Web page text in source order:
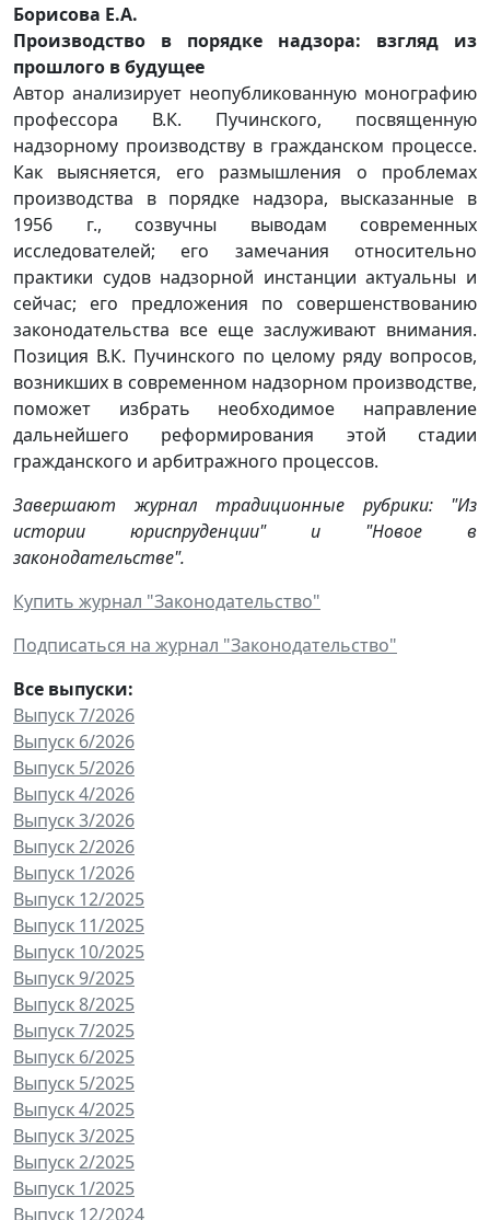
Борисова Е.А.
Производство в порядке надзора: взгляд из
прошлого в будущее
Автор анализирует неопубликованную монографию
профессора В.К. Пучинского, посвященную
надзорному производству в гражданском процессе.
Как выясняется, его размышления о проблемах
производства в порядке надзора, высказанные в
1956 г., созвучны выводам современных
исследователей; его замечания относительно
практики судов надзорной инстанции актуальны и
сейчас; его предложения по совершенствованию
законодательства все еще заслуживают внимания.
Позиция В.К. Пучинского по целому ряду вопросов,
возникших в современном надзорном производстве,
поможет избрать необходимое направление
дальнейшего реформирования этой стадии
гражданского и арбитражного процессов.
Завершают журнал традиционные рубрики: "Из
истории юриспруденции" и "Новое в
законодательстве".
Купить журнал "Законодательство"
Подписаться на журнал "Законодательство"
Все выпуски:
Выпуск 7/2026
Выпуск 6/2026
Выпуск 5/2026
Выпуск 4/2026
Выпуск 3/2026
Выпуск 2/2026
Выпуск 1/2026
Выпуск 12/2025
Выпуск 11/2025
Выпуск 10/2025
Выпуск 9/2025
Выпуск 8/2025
Выпуск 7/2025
Выпуск 6/2025
Выпуск 5/2025
Выпуск 4/2025
Выпуск 3/2025
Выпуск 2/2025
Выпуск 1/2025
Выпуск 12/2024